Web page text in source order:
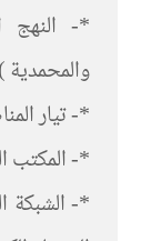
*- النهج
والمحمدية )
*- تيار
*- المكتب
*- الشبكة